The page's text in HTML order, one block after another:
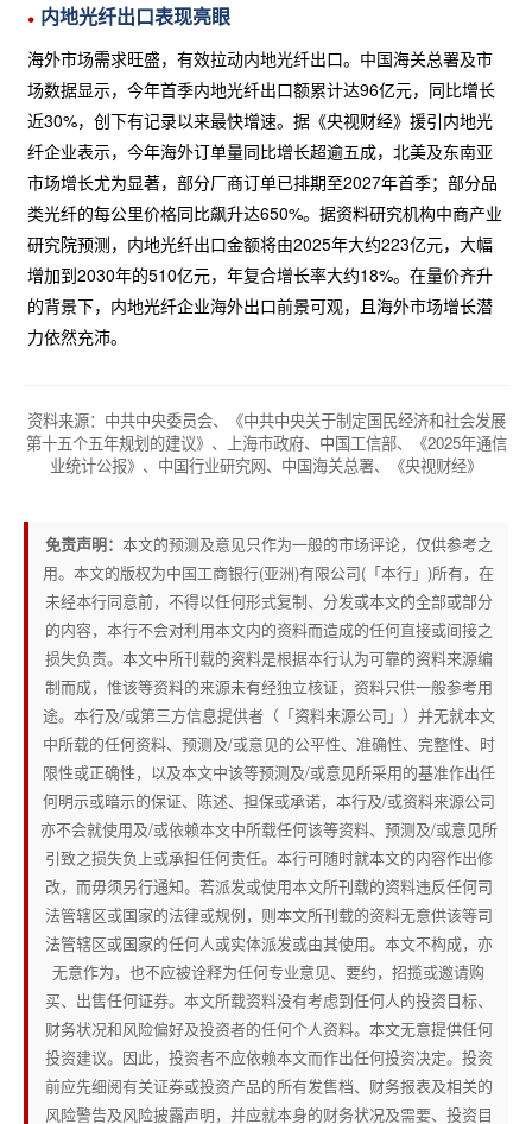
内地光纤出口表现亮眼
海外市场需求旺盛，有效拉动内地光纤出口。中国海关总署及市
场数据显示，今年首季内地光纤出口额累计达96亿元，同比增长
近30%，创下有记录以来最快增速。据《央视财经》援引内地光
纤企业表示，今年海外订单量同比增长超逾五成，北美及东南亚
市场增长尤为显著，部分厂商订单已排期至2027年首季；部分品
类光纤的每公里价格同比飙升达650%。据资料研究机构中商产业
研究院预测，内地光纤出口金额将由2025年大约223亿元，大幅
增加到2030年的510亿元，年复合增长率大约18%。在量价齐升
的背景下，内地光纤企业海外出口前景可观，且海外市场增长潜
力依然充沛。
资料来源：中共中央委员会、《中共中央关于制定国民经济和社会发展
第十五个五年规划的建议》、上海市政府、中国工信部、《2025年通信
业统计公报》、中国行业研究网、中国海关总署、《央视财经》
免责声明： 本文的预测及意见只作为一般的市场评论，仅供参考之
用。本文的版权为中国工商银行(亚洲)有限公司(「本行」)所有，在
未经本行同意前，不得以任何形式复制、分发或本文的全部或部分
的内容，本行不会对利用本文内的资料而造成的任何直接或间接之
损失负责。本文中所刊载的资料是根据本行认为可靠的资料来源编
制而成，惟该等资料的来源未有经独立核证，资料只供一般参考用
途。本行及/或第三方信息提供者（「资料来源公司」）并无就本文
中所载的任何资料、预测及/或意见的公平性、准确性、完整性、时
限性或正确性，以及本文中该等预测及/或意见所采用的基准作出任
何明示或暗示的保证、陈述、担保或承诺，本行及/或资料来源公司
亦不会就使用及/或依赖本文中所载任何该等资料、预测及/或意见所
引致之损失负上或承担任何责任。本行可随时就本文的内容作出修
改，而毋须另行通知。若派发或使用本文所刊载的资料违反任何司
法管辖区或国家的法律或规例，则本文所刊载的资料无意供该等司
法管辖区或国家的任何人或实体派发或由其使用。本文不构成，亦
无意作为，也不应被诠释为任何专业意见、要约，招揽或邀请购
买、出售任何证券。本文所载资料没有考虑到任何人的投资目标、
财务状况和风险偏好及投资者的任何个人资料。本文无意提供任何
投资建议。因此，投资者不应依赖本文而作出任何投资决定。投资
前应先细阅有关证券或投资产品的所有发售档、财务报表及相关的
风险警告及风险披露声明，并应就本身的财务状况及需要、投资目